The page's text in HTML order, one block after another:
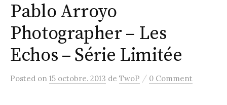
Pablo Arroyo
Photographer – Les
Echos – Série Limitée
Posted on 15 octobre. 2013 de TwoP / 0 Comment